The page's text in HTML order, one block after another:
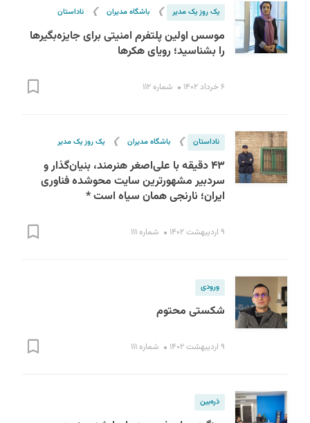
یک روز یک مدیر ❯ باشگاه مدیران ❯ ناداستان
موسس اولین پلتفرم امنیتی برای جایزه‌بگیرها
را بشناسید؛ رویای هکرها
۶ خرداد ۱۴۰۲ شماره ۱۱۲
ناداستان ❯ باشگاه مدیران ❯ یک روز یک مدیر
۴۳ دقیقه با علی‌اصغر هنرمند، بنیان‌گذار و
سردبیر مشهورترین سایت محوشده فناوری
ایران؛ نارنجی همان سیاه است *
۹ اردیبهشت ۱۴۰۲ شماره ۱۱۱
ورودی
شکستی محتوم
۹ اردیبهشت ۱۴۰۲ شماره ۱۱۱
ذره‌بین